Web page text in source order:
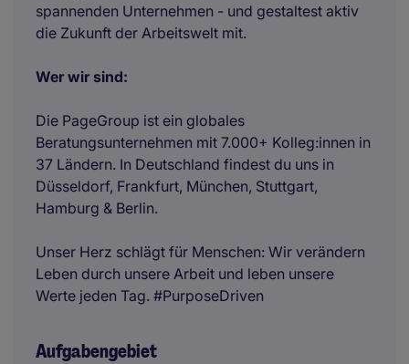
spannenden Unternehmen - und gestaltest aktiv
die Zukunft der Arbeitswelt mit.
Wer wir sind:
Die PageGroup ist ein globales
Beratungsunternehmen mit 7.000+ Kolleg:innen in
37 Ländern. In Deutschland findest du uns in
Düsseldorf, Frankfurt, München, Stuttgart,
Hamburg & Berlin.
Unser Herz schlägt für Menschen: Wir verändern
Leben durch unsere Arbeit und leben unsere
Werte jeden Tag. #PurposeDriven
Aufgabengebiet